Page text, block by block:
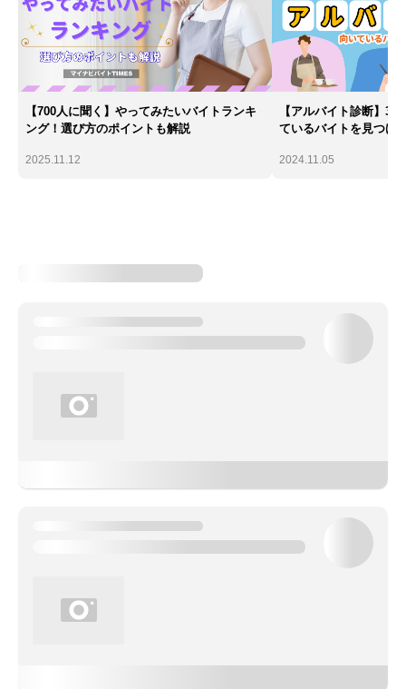
【700人に聞く】やってみたいバイトランキ
ング！選び方のポイントも解説
2025.11.12
【アルバイト診断】
ているバイトを見つけ
2024.11.05